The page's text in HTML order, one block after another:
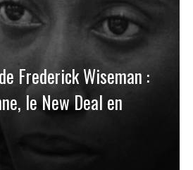
Frederick Wiseman :
le New Deal en